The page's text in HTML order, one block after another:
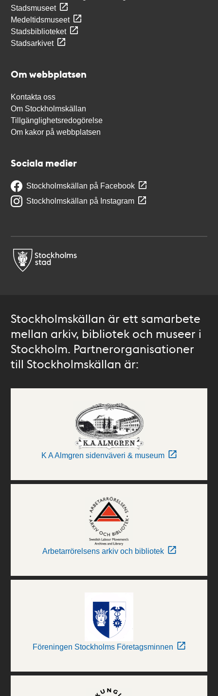
Stadsmuseet
Medeltidsmuseet
Stadsbiblioteket
Stadsarkivet
Om webbplatsen
Kontakta oss
Om Stockholmskällan
Tillgänglighetsredogörelse
Om kakor på webbplatsen
Sociala medier
Stockholmskällan på Facebook
Stockholmskällan på Instagram
Stockholmskällan är ett samarbete
mellan arkiv, bibliotek och museer i
Stockholm. Partnerorganisationer
till Stockholmskällan är:
K A Almgren sidenväveri & museum
Arbetarrörelsens arkiv och bibliotek
Föreningen Stockholms Företagsminnen